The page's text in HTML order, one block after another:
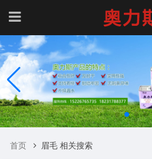
首页 眉毛 相关搜索